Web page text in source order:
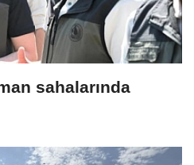
sahalarında